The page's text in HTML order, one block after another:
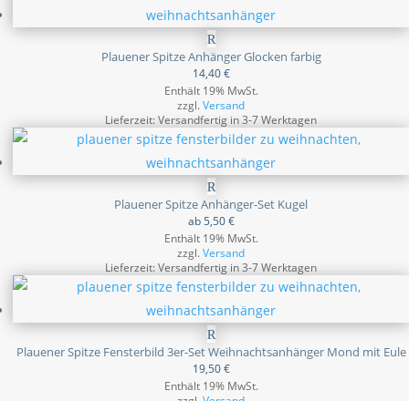
Plauener Spitze Anhänger Glocken farbig
14,40€
Enthält 19% MwSt.
zzgl.Versand
Lieferzeit: Versandfertig in 3-7 Werktagen
Plauener Spitze Anhänger-Set Kugel
ab5,50€
Enthält 19% MwSt.
zzgl.Versand
Lieferzeit: Versandfertig in 3-7 Werktagen
Plauener Spitze Fensterbild 3er-Set Weihnachtsanhänger Mond mit Eule
19,50€
Enthält 19% MwSt.